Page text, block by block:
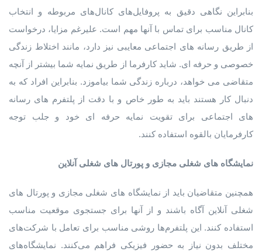
بنابراین نگاهی دقیق به پروفایل‌های کانال‌های مربوطه و انتخاب
کانال مناسب برای تماس با آنها مهم است. علیرغم مزایا، درخواست
از طریق رسانه های اجتماعی معایبی نیز دارد، مانند اختلاط زندگی
خصوصی و حرفه ای. شاید کارفرما از طریق نمایه شما بیشتر از آنچه
متقاضی می خواهد، درباره زندگی شما بیاموزد. بنابراین افراد که به
دنبال کار هستند باید به طور خاص و با دقت از پلتفرم های رسانه
های اجتماعی برای تقویت نمایه حرفه ای خود و جلب توجه
کارفرمایان بالقوه استفاده کنند.
نمایشگاه های شغلی مجازی و پورتال های شغلی آنلاین
همچنین متقاضیان باید از نمایشگاه های شغلی مجازی و پورتال های
شغلی آنلاین آگاه باشند و از آنها برای جستجوی موقعیت مناسب
استفاده کنند. این پلتفرم‌ها روشی مناسب برای تعامل با شرکت‌های
مختلف بدون نیاز به حضور فیزیکی فراهم می‌کنند. نمایشگاه‌های